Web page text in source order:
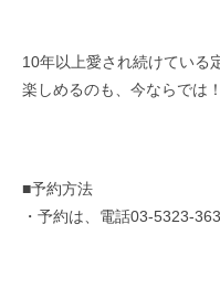
10年以上愛され続けている
楽しめるのも、今ならでは！
■予約方法
・予約は、電話03-5323-